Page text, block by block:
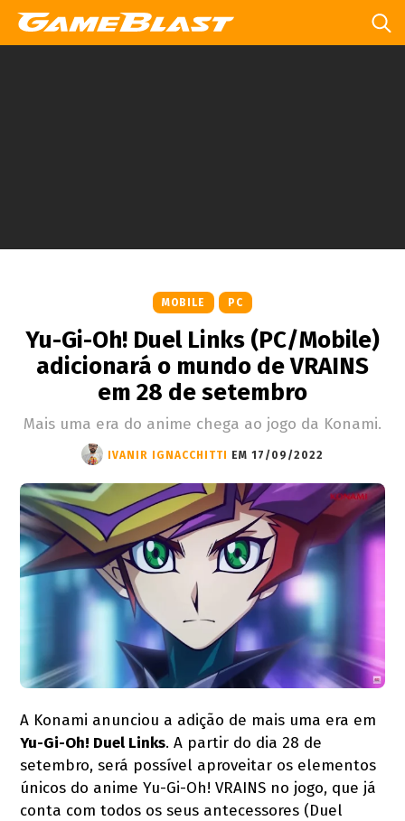
MOBILE PC
Yu-Gi-Oh! Duel Links (PC/Mobile)
adicionará o mundo de VRAINS
em 28 de setembro
Mais uma era do anime chega ao jogo da Konami.
IVANIR IGNACCHITTI EM 17/09/2022
A Konami anunciou a adição de mais uma era em
Yu-Gi-Oh! Duel Links. A partir do dia 28 de
setembro, será possível aproveitar os elementos
únicos do anime Yu-Gi-Oh! VRAINS no jogo, que já
conta com todos os seus antecessores (Duel